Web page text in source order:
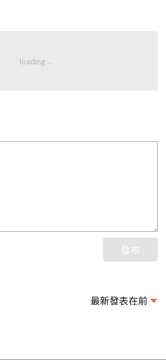
發布
最新發表在前